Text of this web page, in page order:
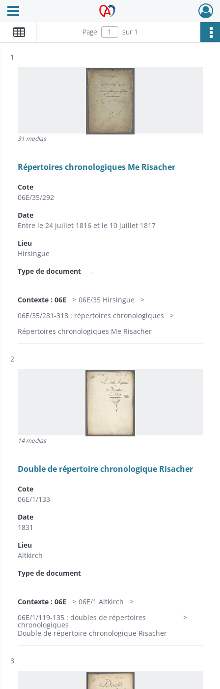
Archives Alsace - Colmar
Ouvrir le menu déroulant
Page sur 1
Résultat n°
1
31 medias
Répertoires chronologiques Me Risacher
Cote
06E/35/292
Date
Entre le 24 juillet 1816 et le 10 juillet 1817
Lieu
Hirsingue
Type de document
-
Contexte : 06E
06E/35 Hirsingue
06E/35/281-318 : répertoires chronologiques
Répertoires chronologiques Me Risacher
Résultat n°
2
14 medias
Double de répertoire chronologique Risacher
Cote
06E/1/133
Date
1831
Lieu
Altkirch
Type de document
-
Contexte : 06E
06E/1 Altkirch
06E/1/119-135 : doubles de répertoires
chronologiques
Double de répertoire chronologique Risacher
Résultat n°
3